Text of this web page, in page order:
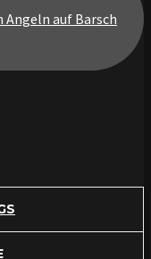
Angeln auf Barsch